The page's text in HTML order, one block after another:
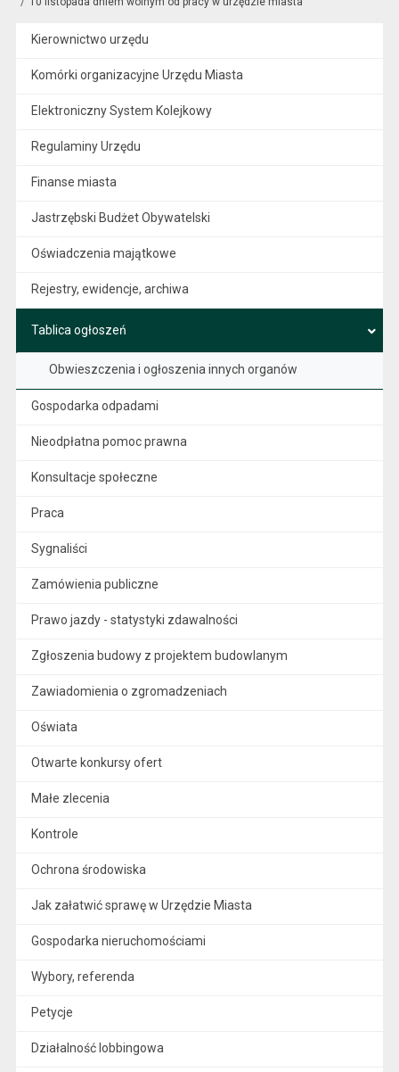
Kierownictwo urzędu
Komórki organizacyjne Urzędu Miasta
Elektroniczny System Kolejkowy
Regulaminy Urzędu
Finanse miasta
Jastrzębski Budżet Obywatelski
Oświadczenia majątkowe
Rejestry, ewidencje, archiwa
Tablica ogłoszeń
Obwieszczenia i ogłoszenia innych organów
Gospodarka odpadami
Nieodpłatna pomoc prawna
Konsultacje społeczne
Praca
Sygnaliści
Zamówienia publiczne
Prawo jazdy - statystyki zdawalności
Zgłoszenia budowy z projektem budowlanym
Zawiadomienia o zgromadzeniach
Oświata
Otwarte konkursy ofert
Małe zlecenia
Kontrole
Ochrona środowiska
Jak załatwić sprawę w Urzędzie Miasta
Gospodarka nieruchomościami
Wybory, referenda
Petycje
Działalność lobbingowa